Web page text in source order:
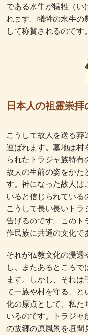
である水牛が犠牲（い
れます。犠牲の水牛の
して称賛されるのです。
日本人の祖霊崇拝
こうして故人を送る葬
運ばれます。墓地は村
られたトラジャ族特有
故人の生前の姿をかた
す。神になった故人は
いると信じられている
こうして長い長いトラ
告げるのです。このト
作民族に共通の文化で
それが仏教文化の浸透
し、またあるところ
ます。しかし、それは
て一族や村を守る、と
化の原点として、私た
いるのです。トラジャ
の故郷の原風景を垣間